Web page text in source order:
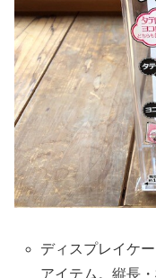
ディスプレイケ
アイテム。縦長